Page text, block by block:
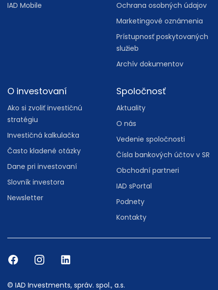
IAD Mobile
Ochrana osobných údajov
Marketingové oznámenia
Prístupnosť poskytovaných
služieb
Archív dokumentov
O investovaní
Ako si zvoliť investičnú
stratégiu
Investičná kalkulačka
Často kladené otázky
Dane pri investovaní
Slovník investora
Newsletter
Spoločnosť
Aktuality
O nás
Vedenie spoločnosti
Čísla bankových účtov v SR
Obchodní partneri
IAD sPortal
Podnety
Kontakty
© IAD Investments, správ. spol., a.s.